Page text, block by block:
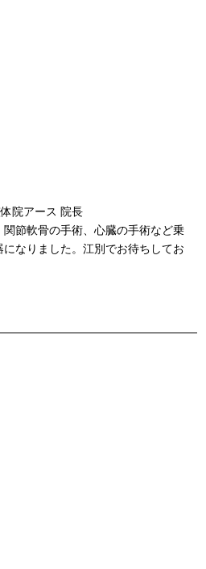
院アース 院長
節軟骨の手術、心臓の手術など乗
なりました。江別でお待ちしてお